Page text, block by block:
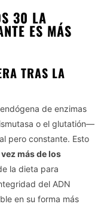
30 LA
ES MÁS
TRAS LA
de enzimas
o el glutatión—
pero constante. Esto
más de los
la dieta para
del ADN
en su forma más